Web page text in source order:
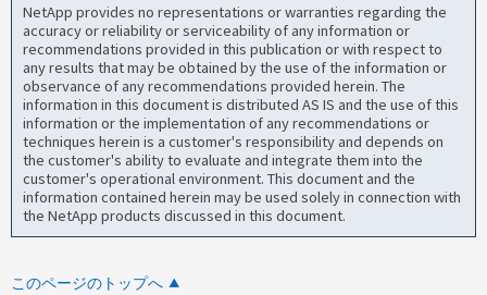
NetApp provides no representations or warranties regarding the
accuracy or reliability or serviceability of any information or
recommendations provided in this publication or with respect to
any results that may be obtained by the use of the information or
observance of any recommendations provided herein. The
information in this document is distributed AS IS and the use of this
information or the implementation of any recommendations or
techniques herein is a customer's responsibility and depends on
the customer's ability to evaluate and integrate them into the
customer's operational environment. This document and the
information contained herein may be used solely in connection with
the NetApp products discussed in this document.
このページのトップへ